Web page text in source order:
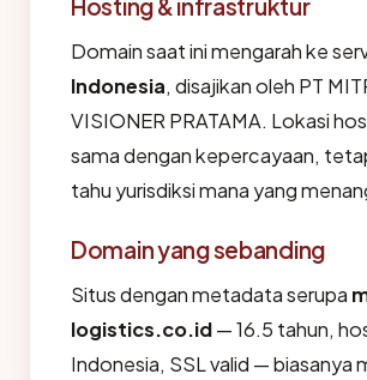
Hosting & infrastruktur
Domain saat ini mengarah ke
Indonesia, disajikan oleh PT
VISIONER PRATAMA. Lokasi
sama dengan kepercayaan,
tahu yurisdiksi mana yang
Domain yang sebanding
Situs dengan metadata serupa
logistics.co.id— 16.5 tahun,
Indonesia, SSL valid — biasanya